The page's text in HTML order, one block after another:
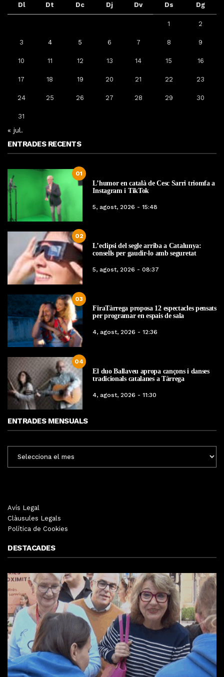
Dl Dt Dc Dj Dv Ds Dg
1 2
3 4 5 6 7 8 9
10 11 12 13 14 15 16
17 18 19 20 21 22 23
24 25 26 27 28 29 30
31
« jul.
ENTRADES RECENTS
01
L’humor en català de Cesc Sarri triomfa a
Instagram i TikTok
5, agost, 2026 - 15:48
02
L’eclipsi del segle arriba a Catalunya:
consells per gaudir-lo amb seguretat
5, agost, 2026 - 08:37
03
FiraTàrrega proposa 12 espectacles pensats
per programar en espais de sala
4, agost, 2026 - 12:36
04
El duo Ballaveu apropa cançons i danses
tradicionals catalanes a Tàrrega
4, agost, 2026 - 11:30
ENTRADES MENSUALS
MENSUALS
Avís Legal
Clàusules Legals
Política de Cookies
DESTACADES